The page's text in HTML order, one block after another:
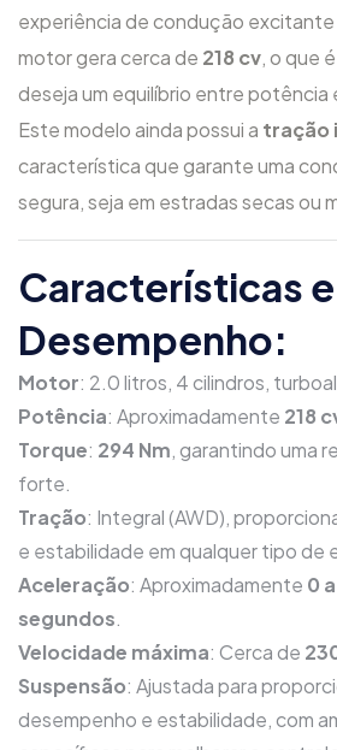
experiência de condução
motor gera cerca de 218 cv, o que
deseja um equilíbrio entre potência
Este modelo ainda possui a tração
característica que garante uma
segura, seja em estradas secas ou
Características e
Desempenho:
Motor: 2.0 litros, 4 cilindros,
Potência: Aproximadamente 218
Torque: 294 Nm, garantindo uma
forte.
Tração: Integral (AWD),
e estabilidade em qualquer tipo de
Aceleração: Aproximadamente 0
segundos.
Velocidade máxima: Cerca de
Suspensão: Ajustada para
desempenho e estabilidade, com